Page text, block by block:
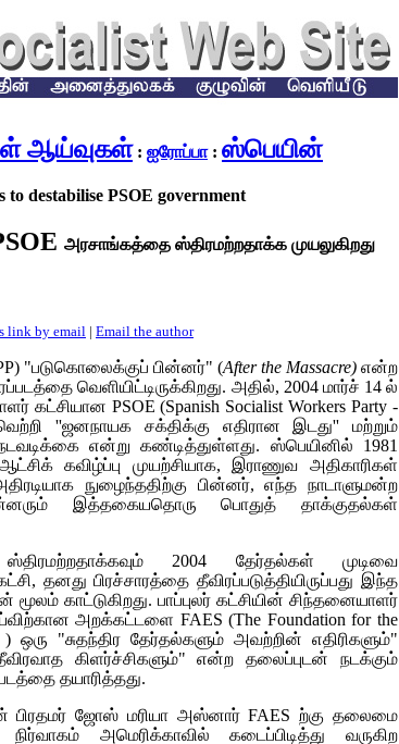
ஆய்வுகள் : ஐரோப்பா: ஸ்பெயின்
to destabilise PSOE government
அரசாங்கத்தை ஸ்திரமற்றதாக்க முயலுகிறது
link by email | Email the author
) "படுகொலைக்குப் பின்னர்" (After the Massacre) என்ற
வெளியிட்டிருக்கிறது. அதில், 2004 மார்ச் 14 ல்
கட்சியான PSOE (Spanish Socialist Workers Party -
''ஜனநாயக சக்திக்கு எதிரான இடது'' மற்றும்
என்று கண்டித்துள்ளது. ஸ்பெயினில் 1981
கவிழ்ப்பு முயற்சியாக, இராணுவ அதிகாரிகள்
நுழைந்ததிற்கு பின்னர், எந்த நாடாளுமன்ற
இத்தகையதொரு பொதுத் தாக்குதல்கள்
2004 தேர்தல்கள் முடிவை
தனது பிரச்சாரத்தை தீவிரப்படுத்தியிருப்பது இந்த
காட்டுகிறது. பாப்புலர் கட்சியின் சிந்தனையாளர்
அறக்கட்டளை FAES (The Foundation for the
) ஒரு "சுதந்திர தேர்தல்களும் அவற்றின் எதிரிகளும்"
கிளர்ச்சிகளும்" என்ற தலைப்புடன் நடக்கும்
தயாரித்தது.
பிரதமர் ஜோஸ் மரியா அஸ்னார்FAES ற்கு தலைமை
அமெரிக்காவில் கடைப்பிடித்து வருகிற